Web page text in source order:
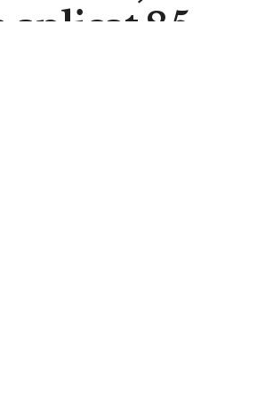
aplicat 85